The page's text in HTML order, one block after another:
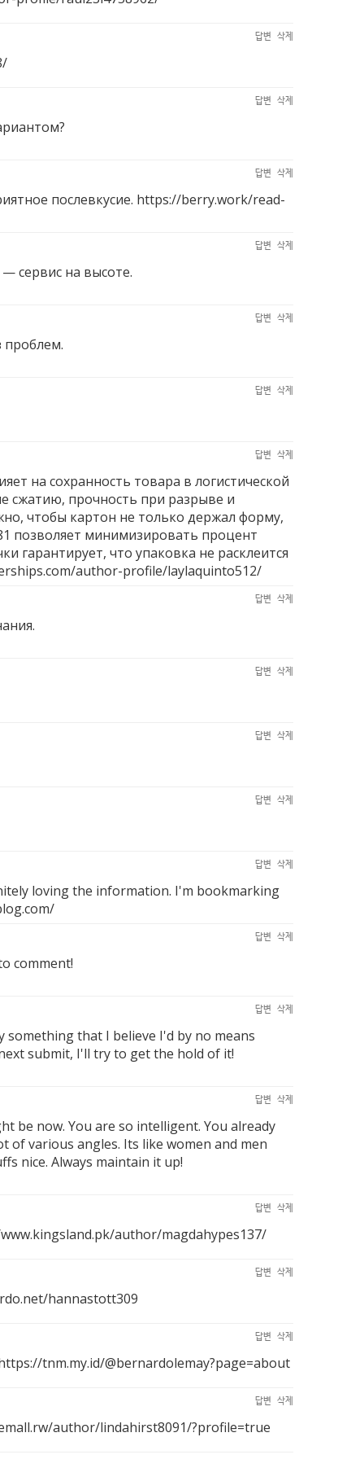
답변 삭제
답변 삭제
답변 삭제
послевкусие. https://berry.work/read-
답변 삭제
сервис на высоте.
답변 삭제
답변 삭제
답변 삭제
на сохранность товара в логистической
сжатию, прочность при разрыве и
чтобы картон не только держал форму,
позволяет минимизировать процент
гарантирует, что упаковка не расклеится
author-profile/laylaquinto512/
답변 삭제
답변 삭제
답변 삭제
답변 삭제
답변 삭제
loving the information. I'm bookmarking
답변 삭제
comment!
답변 삭제
that I believe I'd by no means
submit, I'll try to get the hold of it!
답변 삭제
be now. You are so intelligent. You already
of various angles. Its like women and men
nice. Always maintain it up!
답변 삭제
author/magdahypes137/
답변 삭제
hannastott309
답변 삭제
tnm.my.id/@bernardolemay?page=about
답변 삭제
author/lindahirst8091/?profile=true